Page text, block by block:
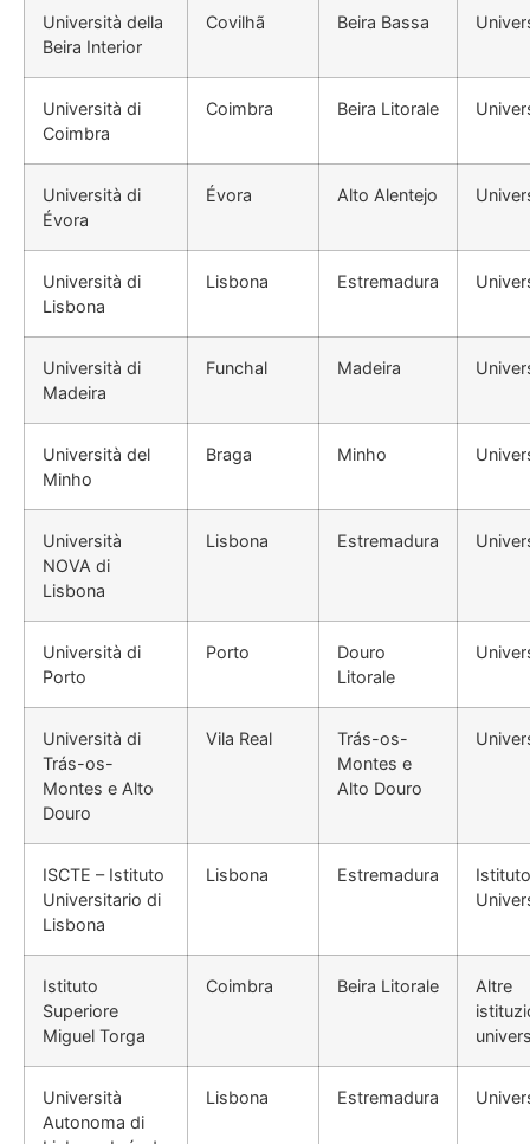
Università della
Beira Interior
Covilhã Beira Bassa
Università di
Coimbra
Coimbra Beira Litorale
Università di
Évora
Évora Alto Alentejo
Università di
Lisbona
Lisbona Estremadura
Università di
Madeira
Funchal Madeira
Università del
Minho
Braga Minho
Università
NOVA di
Lisbona
Lisbona Estremadura
Università di
Porto
Porto
Douro
Litorale
Università di
Trás-os-
Montes e Alto
Douro
Vila Real
Trás-os-
Montes e
Alto Douro
ISCTE – Istituto
Universitario di
Lisbona
Lisbona Estremadura
Istituto
Istituto
Superiore
Miguel Torga
Coimbra Beira Litorale
Altre
Università
Autonoma di
Lisbona Estremadura